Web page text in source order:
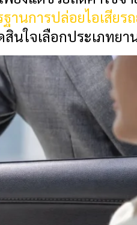
านการปล่อยไอเสียร
นใจเลือกประเภทย